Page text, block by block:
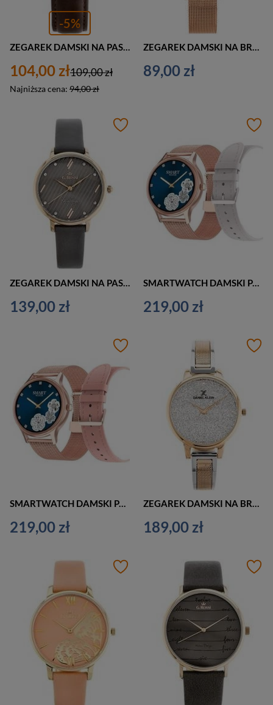
-5%
ZEGAREK DAMSKI NA PASKU CASUAL JORDAN KERR - 8149L (zj821c) - antyalergiczny
104,00 zł
Najniższa cena: 94,00 zł
109,00 zł
ZEGAREK DAMSKI NA BRANSOLECIE CASUAL PERFECT F346-7 (zp960d)
89,00 zł
139,00 zł
SMARTWATCH DAMSKI PACIFIC 18-2 - BRANSOLETA + PASEK: Rosegold / Biały (sy015b)
219,00 zł
SMARTWATCH DAMSKI PACIFIC 18-1 - BRANSOLETA + PASEK: Rosegold / Różowy (sy015a)
219,00 zł
ZEGAREK DAMSKI NA BRANSOLECIE CASUAL DANIEL KLEIN 12186-4 (zl506c) + BOX
189,00 zł